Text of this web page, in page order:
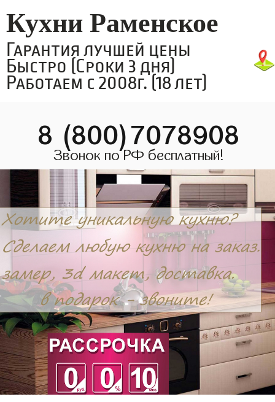
Кухни Раменское
Гарантия лучшей цены
Быстро (Сроки 3 дня)
Работаем с 2008г. (18 лет)
8 (800)7078908
Звонок по РФ бесплатный!